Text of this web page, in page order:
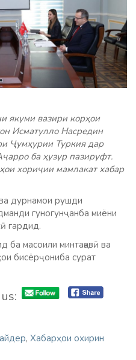
якуми вазири корҳои
Исматулло Насредин
Ҷумҳурии Туркия дар
ба ҳузур пазируфт.
хориҷии мамлакат хабар
дурнамои рушди
гуногунҷанба миёни
гардид.
масоили минтақавӣ ва
бисёрҷониба сурат
, Хабарҳои охирин